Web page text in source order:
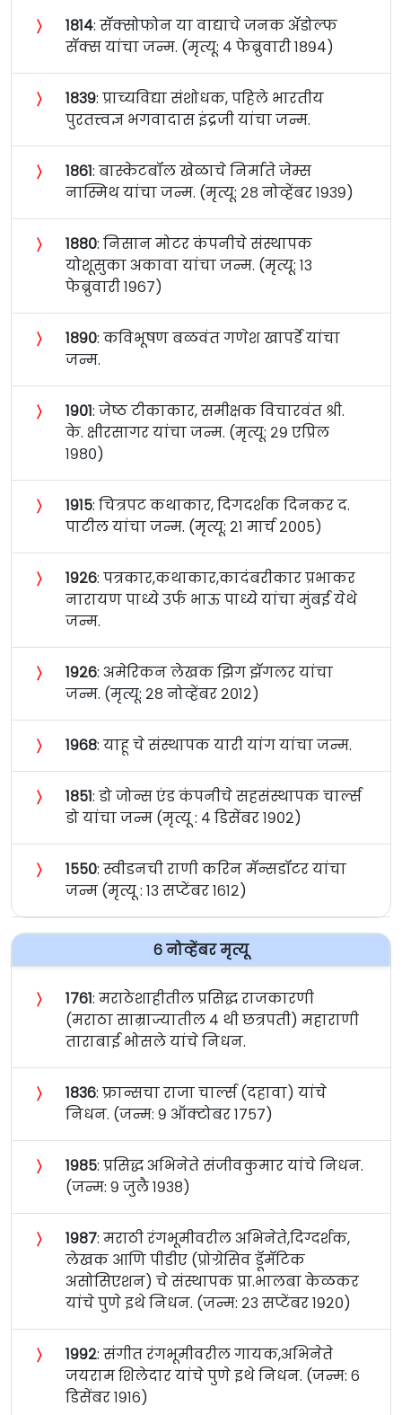
〉 १८१४: सॅक्सोफोन या वाद्याचे जनक अ‍ॅडोल्फ
सॅक्स यांचा जन्म. (मृत्यू: ४ फेब्रुवारी १८९४)
〉 १८३९: प्राच्यविद्या संशोधक, पहिले भारतीय
पुरतत्त्वज्ञ भगवादास इंद्रजी यांचा जन्म.
〉 १८६१: बास्केटबॉल खेळाचे निर्माते जेम्स
नास्मिथ यांचा जन्म. (मृत्यू: २८ नोव्हेंबर १९३९)
〉 १८८०: निसान मोटर कंपनीचे संस्थापक
योशूसुका अकावा यांचा जन्म. (मृत्यू: १३
फेब्रुवारी १९६७)
〉 १८९०: कविभूषण बळवंत गणेश खापर्डे यांचा
जन्म.
〉 १९०१: जेष्ठ टीकाकार, समीक्षक विचारवंत श्री.
के. क्षीरसागर यांचा जन्म. (मृत्यू: २९ एप्रिल
१९८०)
〉 १९१५: चित्रपट कथाकार, दिगदर्शक दिनकर द.
पाटील यांचा जन्म. (मृत्यू: २१ मार्च २००५)
〉 १९२६: पत्रकार,कथाकार,कादंबरीकार प्रभाकर
नारायण पाध्ये उर्फ भाऊ पाध्ये यांचा मुंबई येथे
जन्म.
〉 १९२६: अमेरिकन लेखक झिग झॅगलर यांचा
जन्म. (मृत्यू: २८ नोव्हेंबर २०१२)
〉 १९६८: याहू चे संस्थापक यारी यांग यांचा जन्म.
〉 १८५१: डो जोन्स एंड कंपनीचे सहसंस्थापक चार्ल्स
डो यांचा जन्म (मृत्यू : ४ डिसेंबर १९०२)
〉 १५५०: स्वीडनची राणी करिन मॅन्सडॉटर यांचा
जन्म (मृत्यू : १३ सप्टेंबर १६१२)
६ नोव्हेंबर मृत्यू
〉 १७६१: मराठेशाहीतील प्रसिद्ध राजकारणी
(मराठा साम्राज्यातील ४ थी छत्रपती) महाराणी
ताराबाई भोसले यांचे निधन.
〉 १८३६: फ्रान्सचा राजा चार्ल्स (दहावा) यांचे
निधन. (जन्म: ९ ऑक्टोबर १७५७)
〉 १९८५: प्रसिद्ध अभिनेते संजीवकुमार यांचे निधन.
(जन्म: ९ जुलै १९३८)
〉 १९८७: मराठी रंगभूमीवरील अभिनेते,दिग्दर्शक,
लेखक आणि पीडीए (प्रोग्रेसिव डॅूमॅटिक
असोसिएशन) चे संस्थापक प्रा.भालबा केळकर
यांचे पुणे इथे निधन. (जन्म: २३ सप्टेंबर १९२०)
〉 १९९२: संगीत रंगभूमीवरील गायक,अभिनेते
जयराम शिलेदार यांचे पुणे इथे निधन. (जन्म: ६
डिसेंबर १९१६)